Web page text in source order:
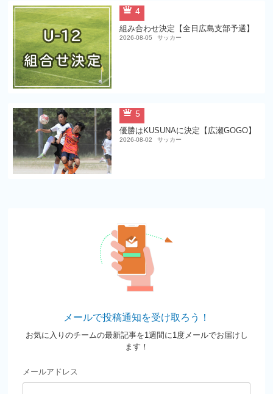
4
組み合わせ決定【全日広島支部予選】
2026-08-05 サッカー
5
優勝はKUSUNAに決定【広瀬GOGO】
2026-08-02 サッカー
メールで投稿通知を受け取ろう！
お気に入りのチームの最新記事を1週間に1度メールでお届けし
ます！
メールアドレス